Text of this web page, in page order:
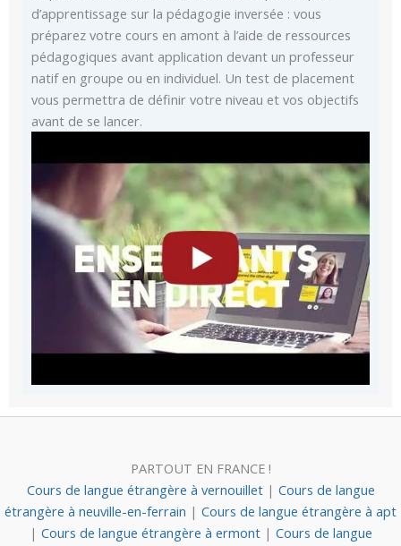
d’apprentissage sur la pédagogie inversée : vous
préparez votre cours en amont à l’aide de ressources
pédagogiques avant application devant un professeur
natif en groupe ou en individuel. Un test de placement
vous permettra de définir votre niveau et vos objectifs
avant de se lancer.
PARTOUT EN FRANCE !
Cours de langue étrangère à vernouillet | Cours de langue
étrangère à neuville-en-ferrain | Cours de langue étrangère à apt
| Cours de langue étrangère à ermont | Cours de langue